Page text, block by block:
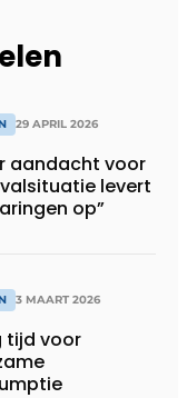
29 APRIL 2026
aandacht voor
levert
op”
3 MAART 2026
tijd voor